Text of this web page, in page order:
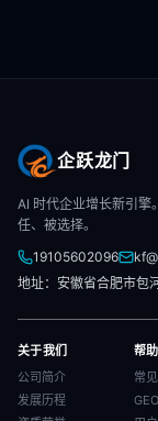
企跃龙门
AI 时代企业增长新引擎
任、被选择。
19105602096
地址：安徽省合肥市包
关于我们
公司简介
发展历程
帮
常